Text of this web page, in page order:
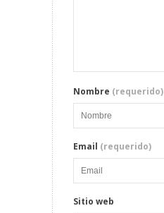
Nombre (requerido)
Email (requerido)
Sitio web